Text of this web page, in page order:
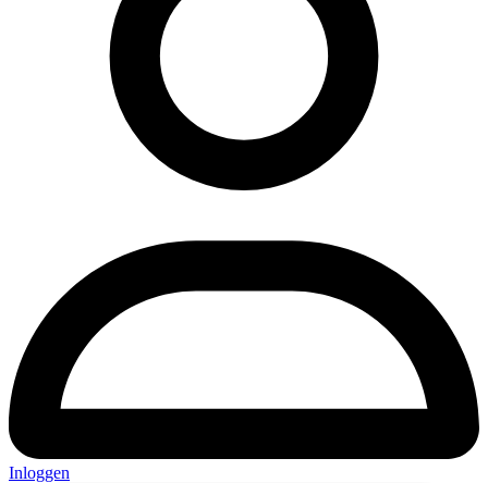
Inloggen